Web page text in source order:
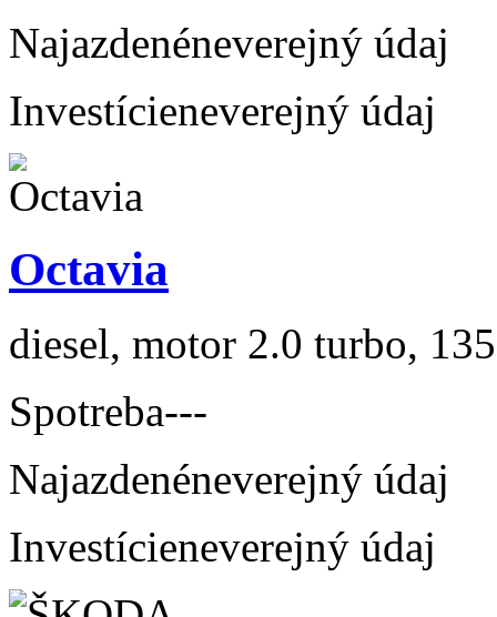
Najazdenéneverejný údaj
Investícieneverejný údaj
Octavia
diesel, motor 2.0 turbo,
Spotreba---
Najazdenéneverejný údaj
Investícieneverejný údaj